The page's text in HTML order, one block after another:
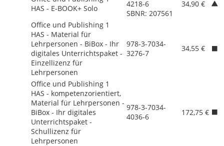
HAS - E-BOOK+ Solo
4218-6
SBNR: 207561
34,90 €
Office und Publishing 1
HAS - Material für
Lehrpersonen - BiBox - Ihr
digitales Unterrichtspaket -
Einzellizenz für
Lehrpersonen
978-3-7034-
3276-7
34,55 €
Office und Publishing 1
HAS - kompetenzorientiert,
Material für Lehrpersonen -
BiBox - Ihr digitales
Unterrichtspaket -
Schullizenz für
Lehrpersonen
978-3-7034-
4036-6
172,75 €